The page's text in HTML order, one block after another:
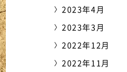
2023年4月
2023年3月
2022年12月
2022年11月